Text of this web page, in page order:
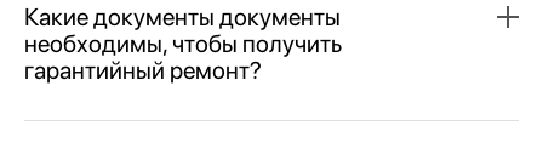
Какие документы документы
необходимы, чтобы получить
гарантийный ремонт?